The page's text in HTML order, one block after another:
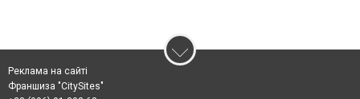
Реклама на сайті
Франшиза "CitySites"